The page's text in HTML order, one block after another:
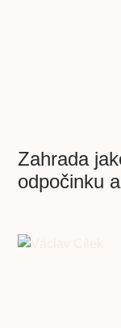
Zahrada
odpočinku